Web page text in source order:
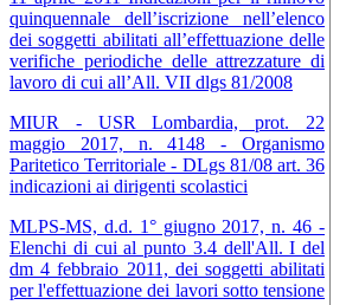
quinquennale dell’iscrizione nell’elenco
dei soggetti abilitati all’effettuazione delle
verifiche periodiche delle attrezzature di
lavoro di cui all’All. VII dlgs 81/2008
MIUR - USR Lombardia, prot. 22
maggio 2017, n. 4148 - Organismo
Paritetico Territoriale - DLgs 81/08 art. 36
indicazioni ai dirigenti scolastici
MLPS-MS, d.d. 1° giugno 2017, n. 46 -
Elenchi di cui al punto 3.4 dell'All. I del
dm 4 febbraio 2011, dei soggetti abilitati
per l'effettuazione dei lavori sotto tensione